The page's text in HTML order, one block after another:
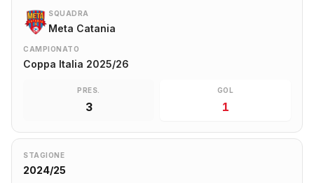
SQUADRA
Meta Catania
CAMPIONATO
Coppa Italia 2025/26
PRES.
3
GOL
1
STAGIONE
2024/25